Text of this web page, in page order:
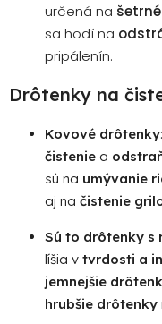
určená na
sa hodí na
pripálenín.
Drôtenky na
Kovové drôtenky
čistenie a
sú na umývanie
aj na čistenie
Sú to drôtenky s
líšia v tvrdosti a
jemnejšie
hrubšie drôtenky